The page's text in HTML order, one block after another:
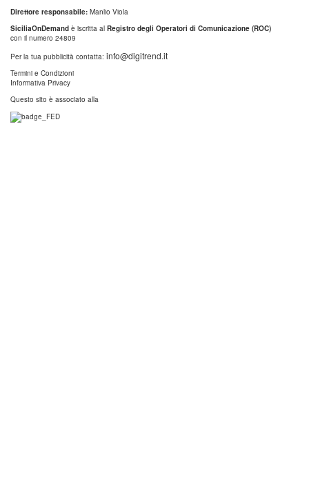
Direttore responsabile: Manlio Viola
SiciliaOnDemand è iscritta al Registro degli Operatori di Comunicazione (ROC)
con il numero 24809
Per la tua pubblicità contatta: info@digitrend.it
Termini e Condizioni
Informativa Privacy
Questo sito è associato alla